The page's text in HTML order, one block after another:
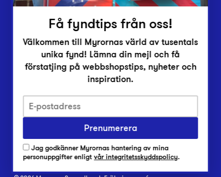
Pressrum
Integritetsskyddspolicy
Har du frågor om onlineköp, leverans eller retur?
Har du frågor om vår verksamhet?
Vanliga frågor om Myrorna
Få fyndtips från oss!
Välkommen till Myrornas värld av tusentals
unika fynd! Lämna din mejl och få
förstatjing på webbshopstips, nyheter och
inspiration.
Prenumerera
Jag godkänner Myrornas hantering av mina
personuppgifter enligtvår integritetsskyddspolicy.